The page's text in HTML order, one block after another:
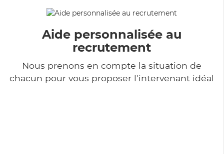
Aide personnalisée au
recrutement
Nous prenons en compte la situation de
chacun pour vous proposer l'intervenant idéal